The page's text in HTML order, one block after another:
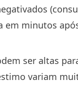
em minutos
ser altas
variam